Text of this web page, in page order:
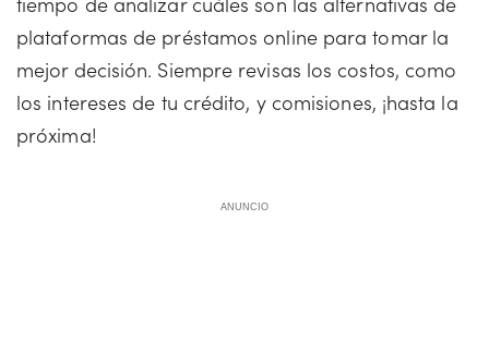
plataformas de préstamos online para tomar la
mejor decisión. Siempre revisas los costos, como
los intereses de tu crédito, y comisiones, ¡hasta la
próxima!
ANUNCIO